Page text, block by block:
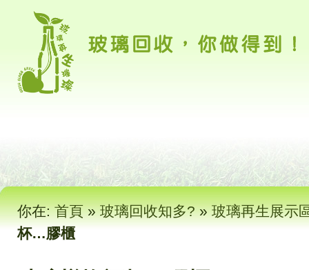
你在:首頁»玻璃回收知多?»玻璃再生展示
杯…膠櫃